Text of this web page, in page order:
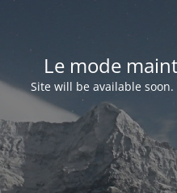
Le mode
Site will be available